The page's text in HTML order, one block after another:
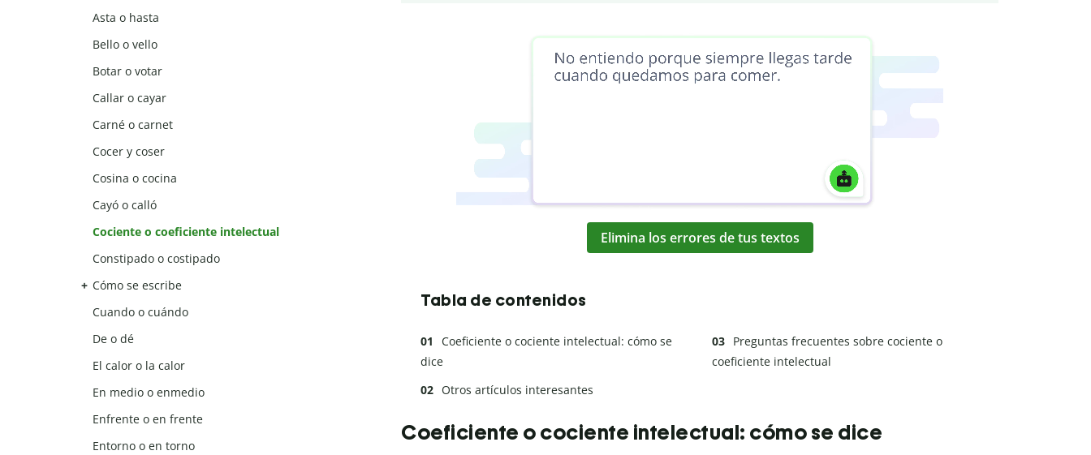
Elimina los errores de tus textos
Tabla de contenidos
Coeficiente o cociente intelectual: cómo se
dice
Otros artículos interesantes
Preguntas frecuentes sobre cociente o
coeficiente intelectual
Coeficiente o cociente intelectual: cómo se dice
Asta o hasta
Bello o vello
Botar o votar
Callar o cayar
Carné o carnet
Cocer y coser
Cosina o cocina
Cayó o calló
Cociente o coeficiente intelectual
Constipado o costipado
Cómo se escribe
Cuando o cuándo
De o dé
El calor o la calor
En medio o enmedio
Enfrente o en frente
Entorno o en torno